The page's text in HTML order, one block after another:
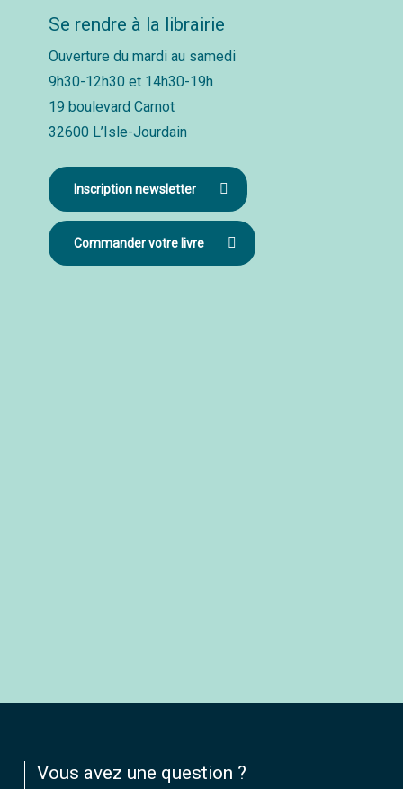
Se rendre à la librairie
Ouverture du mardi au samedi
9h30-12h30 et 14h30-19h
19 boulevard Carnot
32600 L’Isle-Jourdain
Inscription newsletter
Commander votre livre
Vous avez une question ?